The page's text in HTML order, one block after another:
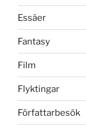
Essäer
Fantasy
Film
Flyktingar
Författarbesök